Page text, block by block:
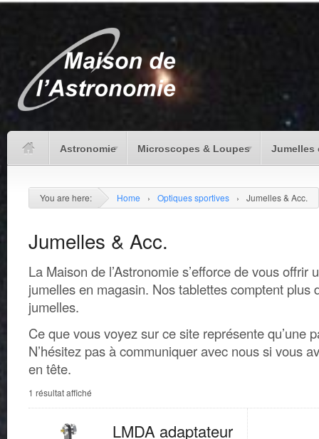
Astronomie Microscopes & Loupes Jumelles
You are here: Home › Optiques sportives › Jumelles & Acc.
Jumelles & Acc.
La Maison de l’Astronomie s’efforce de vous offrir
jumelles en magasin. Nos tablettes comptent plus
jumelles.
Ce que vous voyez sur ce site représente qu’une
N’hésitez pas à communiquer avec nous si vous
en tête.
1 résultat affiché
LMDA adaptateur